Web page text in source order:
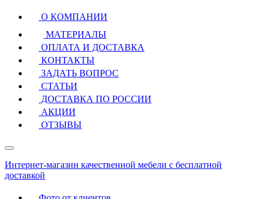
О КОМПАНИИ
МАТЕРИАЛЫ
ОПЛАТА И ДОСТАВКА
КОНТАКТЫ
ЗАДАТЬ ВОПРОС
СТАТЬИ
ДОСТАВКА ПО РОССИИ
АКЦИИ
ОТЗЫВЫ
Интернет-магазин качественной мебели с бесплатной
доставкой